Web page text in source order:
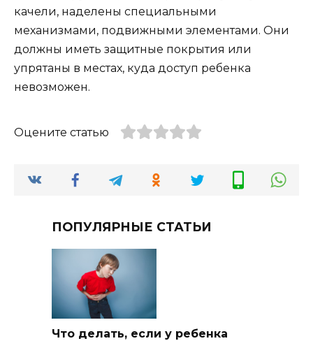
качели, наделены специальными
механизмами, подвижными элементами. Они
должны иметь защитные покрытия или
упрятаны в местах, куда доступ ребенка
невозможен.
Оцените статью
ПОПУЛЯРНЫЕ СТАТЬИ
Что делать, если у ребенка